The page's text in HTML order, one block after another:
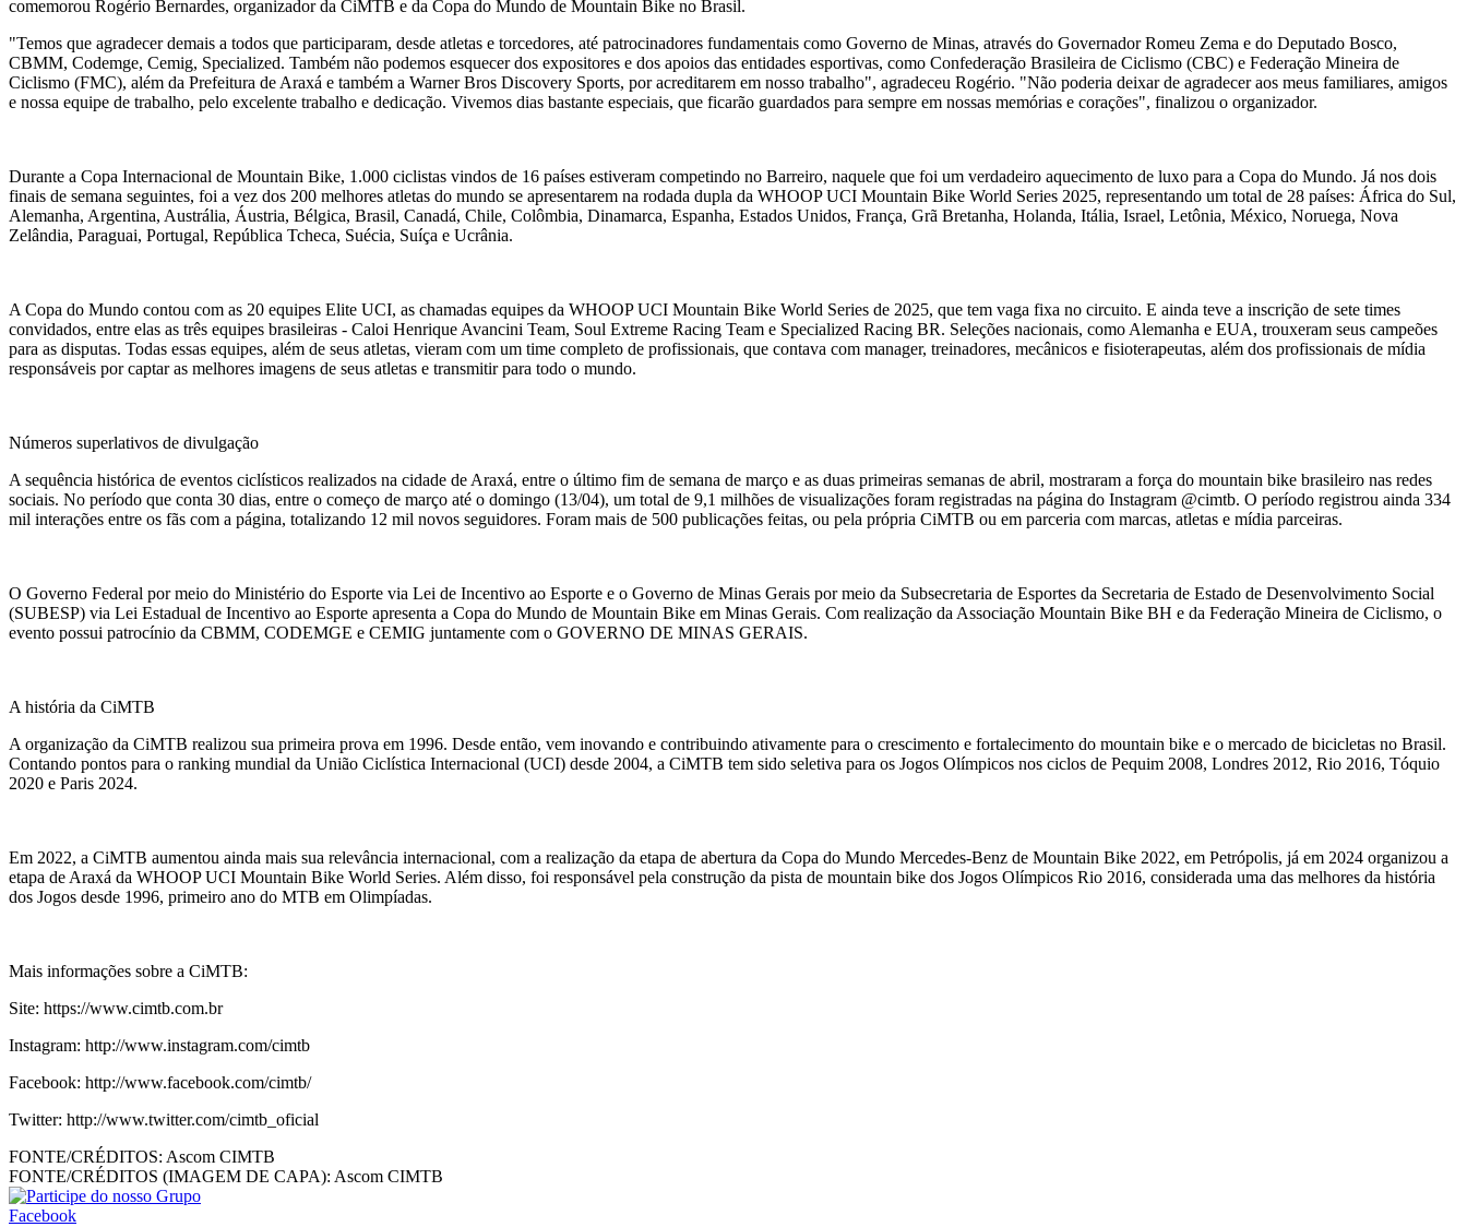
comemorou Rogério Bernardes, organizador da CiMTB e da Copa do Mundo de Mountain Bike no Brasil.
"Temos que agradecer demais a todos que participaram, desde atletas e torcedores, até patrocinadores fundamentais como Governo de Minas, através do Governador Romeu Zema e do Deputado Bosco,
CBMM, Codemge, Cemig, Specialized. Também não podemos esquecer dos expositores e dos apoios das entidades esportivas, como Confederação Brasileira de Ciclismo (CBC) e Federação Mineira de
Ciclismo (FMC), além da Prefeitura de Araxá e também a Warner Bros Discovery Sports, por acreditarem em nosso trabalho", agradeceu Rogério. "Não poderia deixar de agradecer aos meus familiares, amigos
e nossa equipe de trabalho, pelo excelente trabalho e dedicação. Vivemos dias bastante especiais, que ficarão guardados para sempre em nossas memórias e corações", finalizou o organizador.
Durante a Copa Internacional de Mountain Bike, 1.000 ciclistas vindos de 16 países estiveram competindo no Barreiro, naquele que foi um verdadeiro aquecimento de luxo para a Copa do Mundo. Já nos dois
finais de semana seguintes, foi a vez dos 200 melhores atletas do mundo se apresentarem na rodada dupla da WHOOP UCI Mountain Bike World Series 2025, representando um total de 28 países: África do Sul,
Alemanha, Argentina, Austrália, Áustria, Bélgica, Brasil, Canadá, Chile, Colômbia, Dinamarca, Espanha, Estados Unidos, França, Grã Bretanha, Holanda, Itália, Israel, Letônia, México, Noruega, Nova
Zelândia, Paraguai, Portugal, República Tcheca, Suécia, Suíça e Ucrânia.
A Copa do Mundo contou com as 20 equipes Elite UCI, as chamadas equipes da WHOOP UCI Mountain Bike World Series de 2025, que tem vaga fixa no circuito. E ainda teve a inscrição de sete times
convidados, entre elas as três equipes brasileiras - Caloi Henrique Avancini Team, Soul Extreme Racing Team e Specialized Racing BR. Seleções nacionais, como Alemanha e EUA, trouxeram seus campeões
para as disputas. Todas essas equipes, além de seus atletas, vieram com um time completo de profissionais, que contava com manager, treinadores, mecânicos e fisioterapeutas, além dos profissionais de mídia
responsáveis por captar as melhores imagens de seus atletas e transmitir para todo o mundo.
Números superlativos de divulgação
A sequência histórica de eventos ciclísticos realizados na cidade de Araxá, entre o último fim de semana de março e as duas primeiras semanas de abril, mostraram a força do mountain bike brasileiro nas redes
sociais. No período que conta 30 dias, entre o começo de março até o domingo (13/04), um total de 9,1 milhões de visualizações foram registradas na página do Instagram @cimtb. O período registrou ainda 334
mil interações entre os fãs com a página, totalizando 12 mil novos seguidores. Foram mais de 500 publicações feitas, ou pela própria CiMTB ou em parceria com marcas, atletas e mídia parceiras.
O Governo Federal por meio do Ministério do Esporte via Lei de Incentivo ao Esporte e o Governo de Minas Gerais por meio da Subsecretaria de Esportes da Secretaria de Estado de Desenvolvimento Social
(SUBESP) via Lei Estadual de Incentivo ao Esporte apresenta a Copa do Mundo de Mountain Bike em Minas Gerais. Com realização da Associação Mountain Bike BH e da Federação Mineira de Ciclismo, o
evento possui patrocínio da CBMM, CODEMGE e CEMIG juntamente com o GOVERNO DE MINAS GERAIS.
A história da CiMTB
A organização da CiMTB realizou sua primeira prova em 1996. Desde então, vem inovando e contribuindo ativamente para o crescimento e fortalecimento do mountain bike e o mercado de bicicletas no Brasil.
Contando pontos para o ranking mundial da União Ciclística Internacional (UCI) desde 2004, a CiMTB tem sido seletiva para os Jogos Olímpicos nos ciclos de Pequim 2008, Londres 2012, Rio 2016, Tóquio
2020 e Paris 2024.
Em 2022, a CiMTB aumentou ainda mais sua relevância internacional, com a realização da etapa de abertura da Copa do Mundo Mercedes-Benz de Mountain Bike 2022, em Petrópolis, já em 2024 organizou a
etapa de Araxá da WHOOP UCI Mountain Bike World Series. Além disso, foi responsável pela construção da pista de mountain bike dos Jogos Olímpicos Rio 2016, considerada uma das melhores da história
dos Jogos desde 1996, primeiro ano do MTB em Olimpíadas.
Mais informações sobre a CiMTB:
Site: https://www.cimtb.com.br
Instagram: http://www.instagram.com/cimtb
Facebook: http://www.facebook.com/cimtb/
Twitter: http://www.twitter.com/cimtb_oficial
FONTE/CRÉDITOS: Ascom CIMTB
FONTE/CRÉDITOS (IMAGEM DE CAPA): Ascom CIMTB
Facebook